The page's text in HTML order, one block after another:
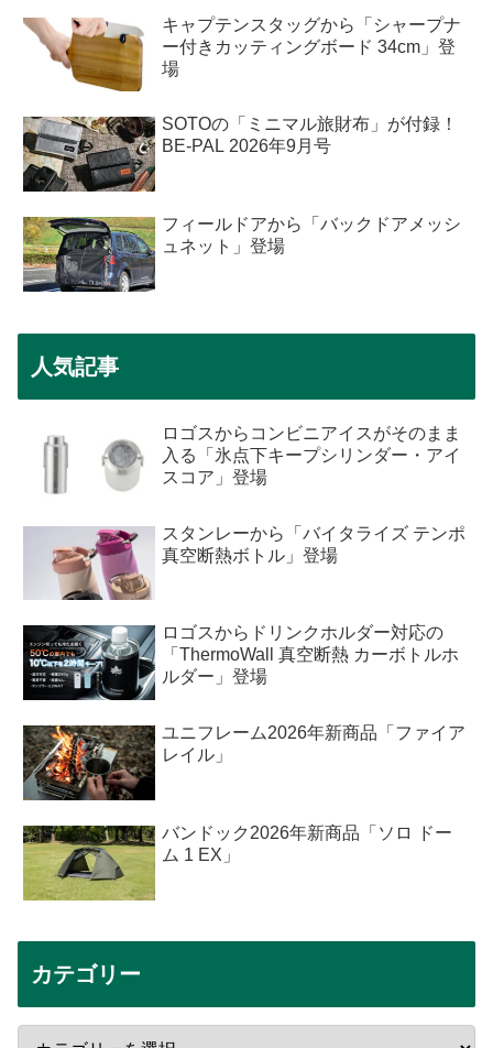
キャプテンスタッグから「シャープナ
ー付きカッティングボード 34cm」登
場
SOTOの「ミニマル旅財布」が付録！
BE-PAL 2026年9月号
フィールドアから「バックドアメッシ
ュネット」登場
人気記事
ロゴスからコンビニアイスがそのまま
入る「氷点下キープシリンダー・アイ
スコア」登場
スタンレーから「バイタライズ テンポ
真空断熱ボトル」登場
ロゴスからドリンクホルダー対応の
「ThermoWall 真空断熱 カーボトルホ
ルダー」登場
ユニフレーム2026年新商品「ファイア
レイル」
バンドック2026年新商品「ソロ ドー
ム 1 EX」
カテゴリー